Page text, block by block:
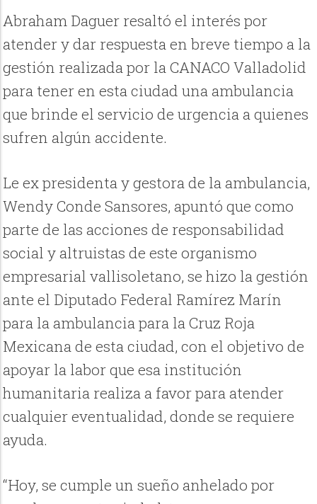
Abraham Daguer resaltó el interés por
atender y dar respuesta en breve tiempo a la
gestión realizada por la CANACO Valladolid
para tener en esta ciudad una ambulancia
que brinde el servicio de urgencia a quienes
sufren algún accidente.
Le ex presidenta y gestora de la ambulancia,
Wendy Conde Sansores, apuntó que como
parte de las acciones de responsabilidad
social y altruistas de este organismo
empresarial vallisoletano, se hizo la gestión
ante el Diputado Federal Ramírez Marín
para la ambulancia para la Cruz Roja
Mexicana de esta ciudad, con el objetivo de
apoyar la labor que esa institución
humanitaria realiza a favor para atender
cualquier eventualidad, donde se requiere
ayuda.
“Hoy, se cumple un sueño anhelado por